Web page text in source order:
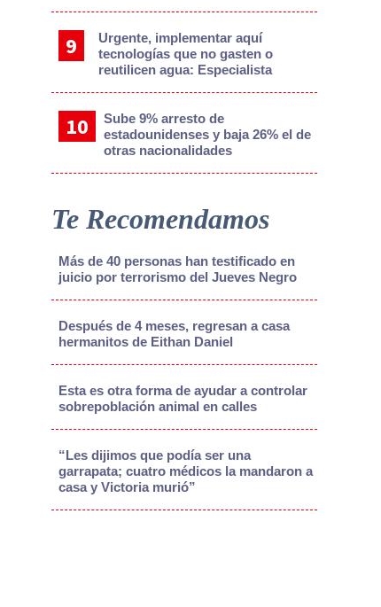
Urgente, implementar aquí
tecnologías que no gasten o
reutilicen agua: Especialista
Sube 9% arresto de
estadounidenses y baja 26% el de
otras nacionalidades
Te Recomendamos
Más de 40 personas han testificado en
juicio por terrorismo del Jueves Negro
Después de 4 meses, regresan a casa
hermanitos de Eithan Daniel
Esta es otra forma de ayudar a controlar
sobrepoblación animal en calles
“Les dijimos que podía ser una
garrapata; cuatro médicos la mandaron a
casa y Victoria murió”